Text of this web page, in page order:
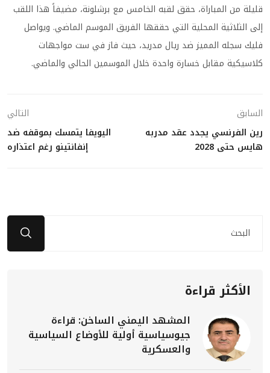
قليلة من المباراة، حقق لقبه الخامس مع برشلونة، مضيفاً هذا اللقب
إلى الثلاثية المحلية التي حققها الفريق الموسم الماضي. ويواصل
فليك سجله المميز ضد ريال مدريد، حيث فاز في ست مواجهات
كلاسيكية مقابل خسارة واحدة خلال الموسمين الحالي والماضي.
السابق
رين الفرنسي يجدد عقد مدربه
هايس حتى 2028
التالي
اليويفا يتمسك بموقفه ضد
إنفانتينو رغم اعتذاره
الأكثر قراءة
المشهد اليمني الساخن: قراءة
جيوسياسية أولية للأوضاع السياسية
والعسكرية